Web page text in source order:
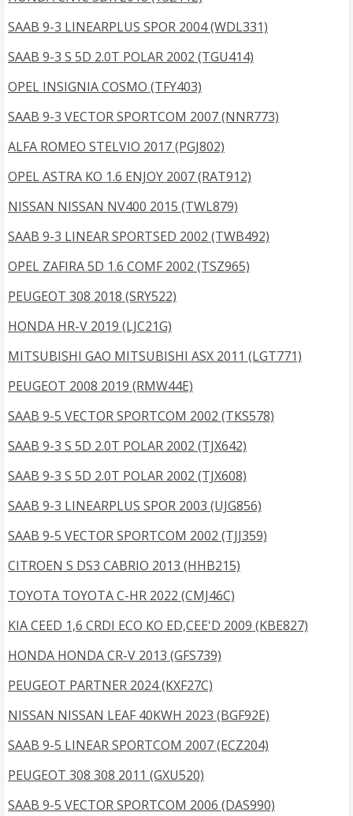
SAAB 9-3 LINEARPLUS SPOR 2004 (WDL331)
SAAB 9-3 S 5D 2.0T POLAR 2002 (TGU414)
OPEL INSIGNIA COSMO (TFY403)
SAAB 9-3 VECTOR SPORTCOM 2007 (NNR773)
ALFA ROMEO STELVIO 2017 (PGJ802)
OPEL ASTRA KO 1.6 ENJOY 2007 (RAT912)
NISSAN NISSAN NV400 2015 (TWL879)
SAAB 9-3 LINEAR SPORTSED 2002 (TWB492)
OPEL ZAFIRA 5D 1.6 COMF 2002 (TSZ965)
PEUGEOT 308 2018 (SRY522)
HONDA HR-V 2019 (LJC21G)
MITSUBISHI GAO MITSUBISHI ASX 2011 (LGT771)
PEUGEOT 2008 2019 (RMW44E)
SAAB 9-5 VECTOR SPORTCOM 2002 (TKS578)
SAAB 9-3 S 5D 2.0T POLAR 2002 (TJX642)
SAAB 9-3 S 5D 2.0T POLAR 2002 (TJX608)
SAAB 9-3 LINEARPLUS SPOR 2003 (UJG856)
SAAB 9-5 VECTOR SPORTCOM 2002 (TJJ359)
CITROEN S DS3 CABRIO 2013 (HHB215)
TOYOTA TOYOTA C-HR 2022 (CMJ46C)
KIA CEED 1,6 CRDI ECO KO ED,CEE'D 2009 (KBE827)
HONDA HONDA CR-V 2013 (GFS739)
PEUGEOT PARTNER 2024 (KXF27C)
NISSAN NISSAN LEAF 40KWH 2023 (BGF92E)
SAAB 9-5 LINEAR SPORTCOM 2007 (ECZ204)
PEUGEOT 308 308 2011 (GXU520)
SAAB 9-5 VECTOR SPORTCOM 2006 (DAS990)